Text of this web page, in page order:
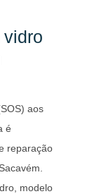
vidro
aos
é
reparação
modelo